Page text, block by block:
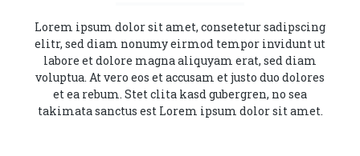
Lorem ipsum dolor sit amet, consetetur sadipscing
elitr, sed diam nonumy eirmod tempor invidunt ut
labore et dolore magna aliquyam erat, sed diam
voluptua. At vero eos et accusam et justo duo dolores
et ea rebum. Stet clita kasd gubergren, no sea
takimata sanctus est Lorem ipsum dolor sit amet.